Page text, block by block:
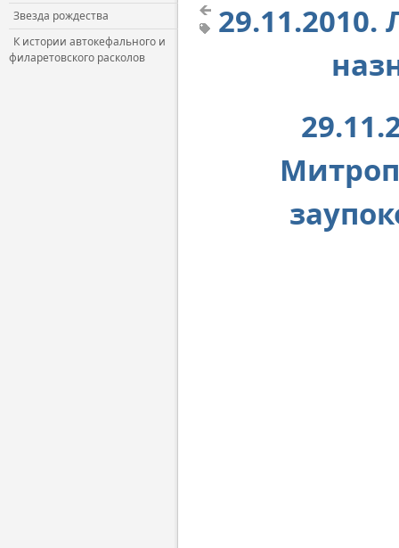
Звезда рождества
К истории автокефального и
филаретовского расколов
29.11.2010.